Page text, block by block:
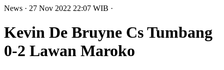
News · 27 Nov 2022 22:07 WIB ·
Kevin De Bruyne Cs Tumbang
0-2 Lawan Maroko